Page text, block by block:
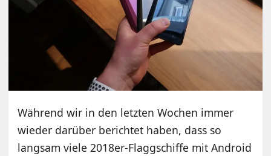
Während wir in den letzten Wochen immer
wieder darüber berichtet haben, dass so
langsam viele 2018er-Flaggschiffe mit Android